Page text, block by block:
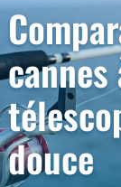
cannes
douce